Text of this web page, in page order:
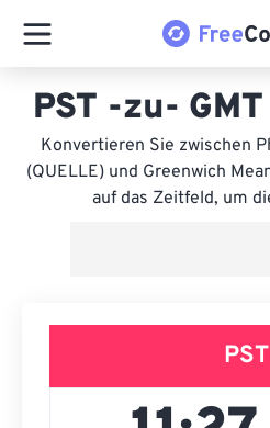
PST -zu-
Konvertieren Sie zwischen
(QUELLE) und Greenwich
auf das Zeitfeld, um
PST